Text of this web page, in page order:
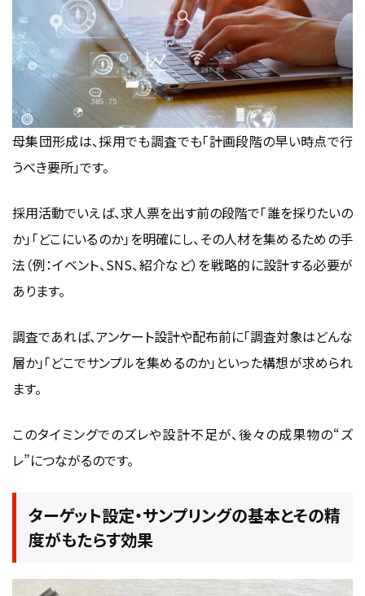
母集団形成は、採用でも調査でも「計画段階の早い時点で行
うべき要所」です。
採用活動でいえば、求人票を出す前の段階で「誰を採りたいの
か」「どこにいるのか」を明確にし、その人材を集めるための手
法（例：イベント、SNS、紹介など）を戦略的に設計する必要が
あります。
調査であれば、アンケート設計や配布前に「調査対象はどんな
層か」「どこでサンプルを集めるのか」といった構想が求められ
ます。
このタイミングでのズレや設計不足が、後々の成果物の“ズ
レ”につながるのです。
ターゲット設定・サンプリングの基本とその精
度がもたらす効果